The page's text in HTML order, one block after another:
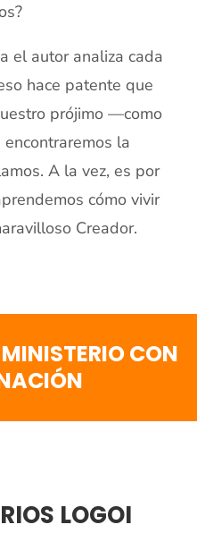
el autor analiza cada
hace patente que
prójimo —como
la
A la vez, es por
cómo vivir
Creador.
CON
LOGOI